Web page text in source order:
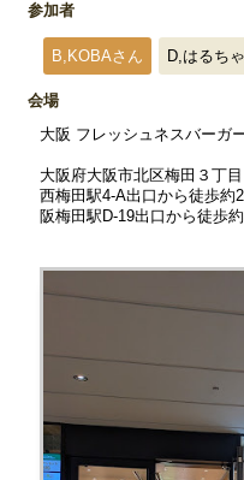
参加者
B,KOBAさん D,はるち
会場
大阪 フレッシュネスバーガ
大阪府大阪市北区梅田３丁
西梅田駅4-A出口から徒歩約
阪梅田駅D-19出口から徒歩